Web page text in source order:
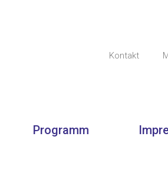
Kontakt
Programm